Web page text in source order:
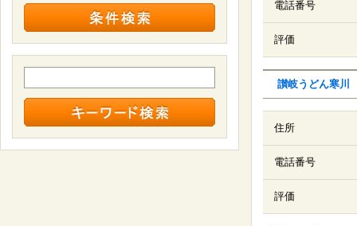
電話番号
評価
讃岐うどん寒川
住所
電話番号
評価